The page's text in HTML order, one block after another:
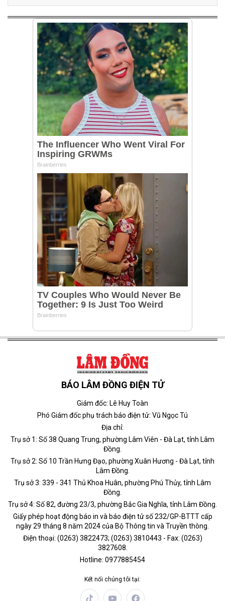
BÁO LÂM ĐỒNG ĐIỆN TỬ
Giám đốc: Lê Huy Toàn
Phó Giám đốc phụ trách báo điện tử: Vũ Ngọc Tú
Địa chỉ:
Trụ sở 1: Số 38 Quang Trung, phường Lâm Viên - Đà Lạt, tỉnh Lâm
Đồng.
Trụ sở 2: Số 10 Trần Hưng Đạo, phường Xuân Hương - Đà Lạt, tỉnh
Lâm Đồng.
Trụ sở 3: 339 - 341 Thủ Khoa Huân, phường Phú Thủy, tỉnh Lâm
Đồng.
Trụ sở 4: Số 82, đường 23/3, phường Bắc Gia Nghĩa, tỉnh Lâm Đồng.
Giấy phép hoạt động báo in và báo điện tử số 232/GP-BTTT cấp
ngày 29 tháng 8 năm 2024 của Bộ Thông tin và Truyền thông.
Điện thoại: (0263) 3822473; (0263) 3810443 - Fax: (0263)
3827608.
Hotline: 0977885454
Kết nối chúng tôi tại: